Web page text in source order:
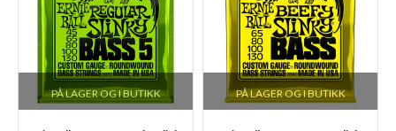
PÅ LAGER OG I BUTIKK PÅ LAGER OG I BUTIKK